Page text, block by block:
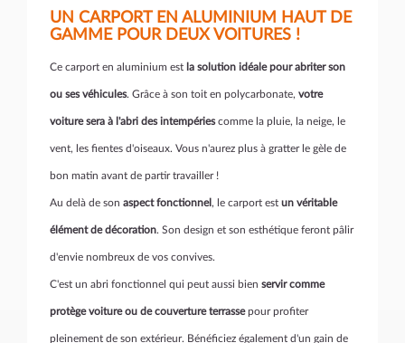
UN CARPORT EN ALUMINIUM HAUT DE
GAMME POUR DEUX VOITURES !
Ce carport en aluminium est la solution idéale pour abriter son
ou ses véhicules. Grâce à son toit en polycarbonate, votre
voiture sera à l'abri des intempériescomme la pluie, la neige, le
vent, les fientes d'oiseaux. Vous n'aurez plus à gratter le gèle de
bon matin avant de partir travailler !
Au delà de son aspect fonctionnel, le carport est un véritable
élément de décoration. Son design et son esthétique feront pâlir
d'envie nombreux de vos convives.
C'est un abri fonctionnel qui peut aussi bien servir comme
protège voiture ou de couverture terrassepour profiter
pleinement de son extérieur. Bénéficiez également d'un gain de